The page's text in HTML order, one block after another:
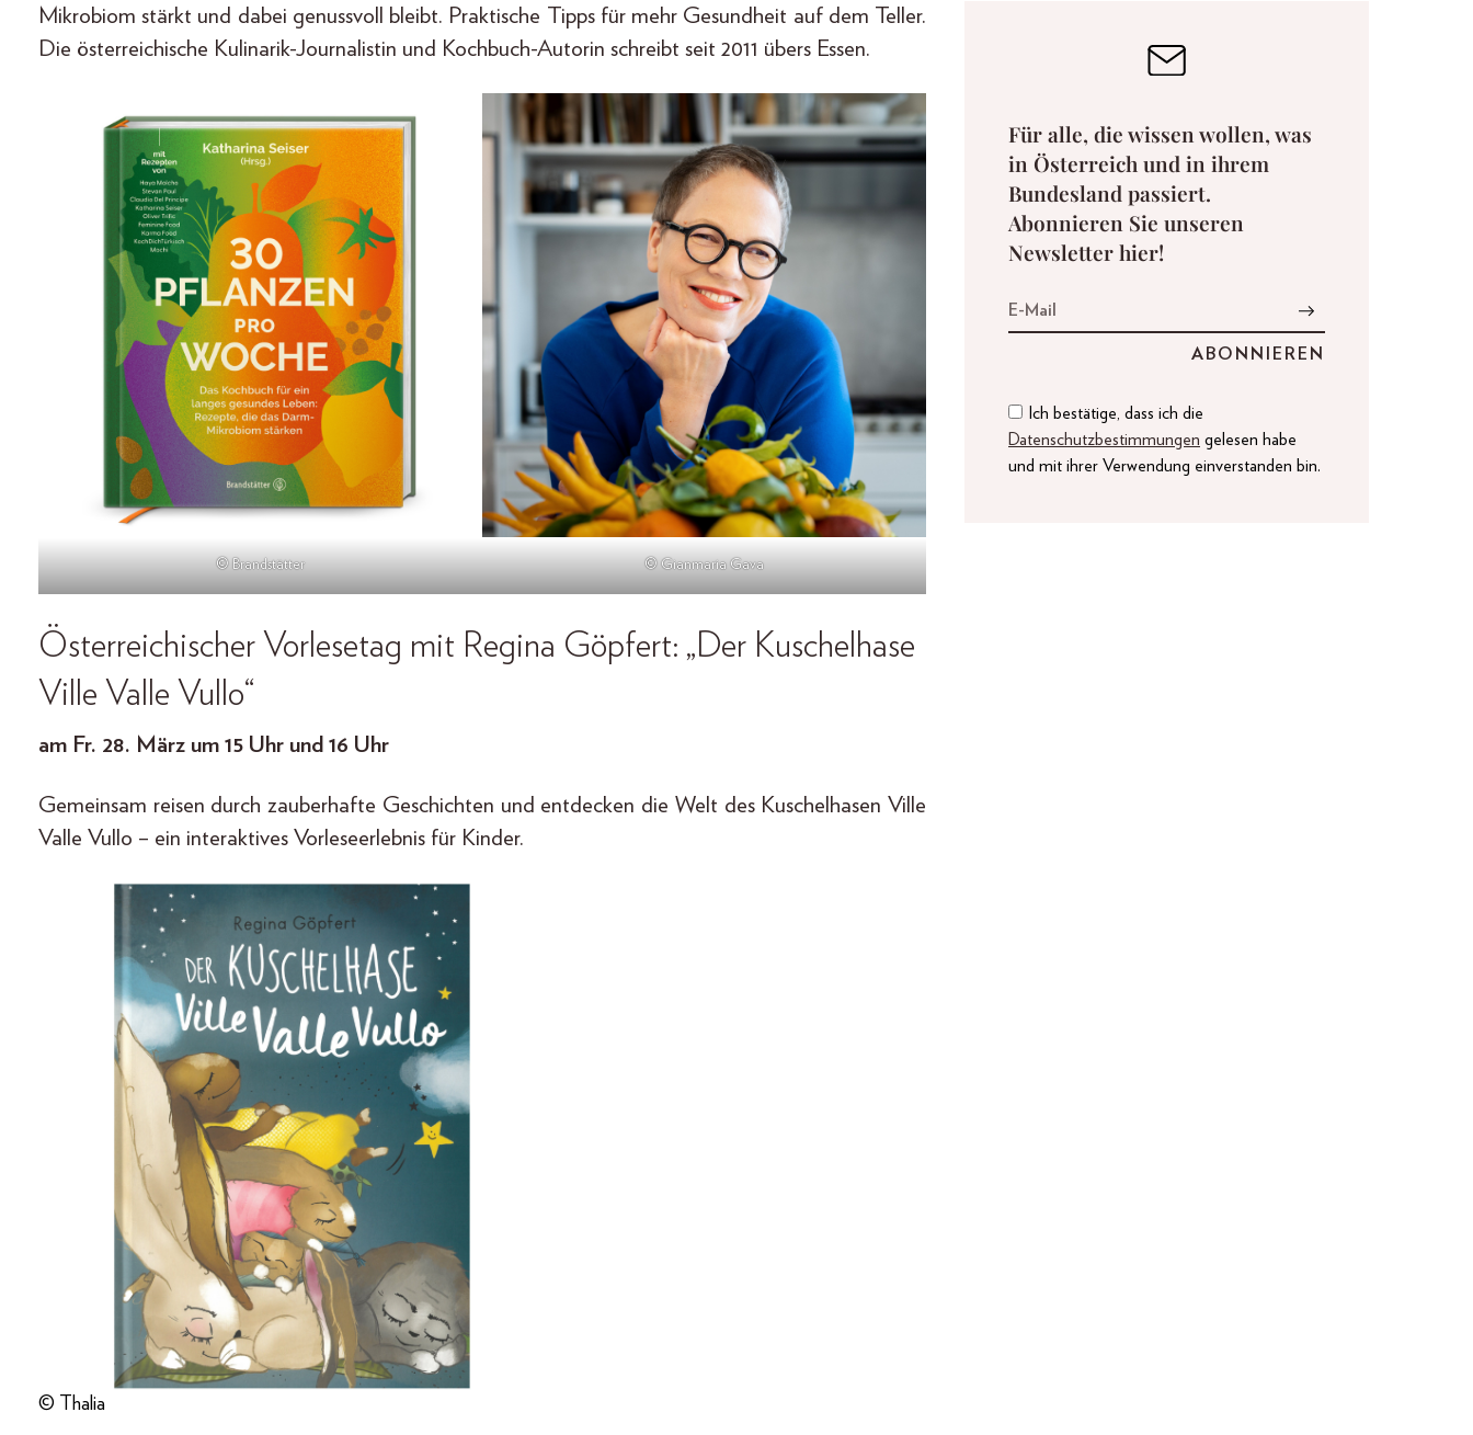
Mikrobiom stärkt und dabei genussvoll bleibt. Praktische Tipps für mehr Gesundheit auf dem Teller.
Die österreichische Kulinarik-Journalistin und Kochbuch-Autorin schreibt seit 2011 übers Essen.
© Brandstätter © Gianmaria Gava
Österreichischer Vorlesetag mit Regina Göpfert: „Der Kuschelhase
Ville Valle Vullo“
am Fr. 28. März um 15 Uhr und 16 Uhr
Gemeinsam reisen durch zauberhafte Geschichten und entdecken die Welt des Kuschelhasen Ville
Valle Vullo – ein interaktives Vorleseerlebnis für Kinder.
© Thalia
Für alle, die wissen wollen, was
in Österreich und in ihrem
Bundesland passiert.
Abonnieren Sie unseren
Newsletter hier!
Ich bestätige, dass ich die
Datenschutzbestimmungen gelesen habe
und mit ihrer Verwendung einverstanden bin.